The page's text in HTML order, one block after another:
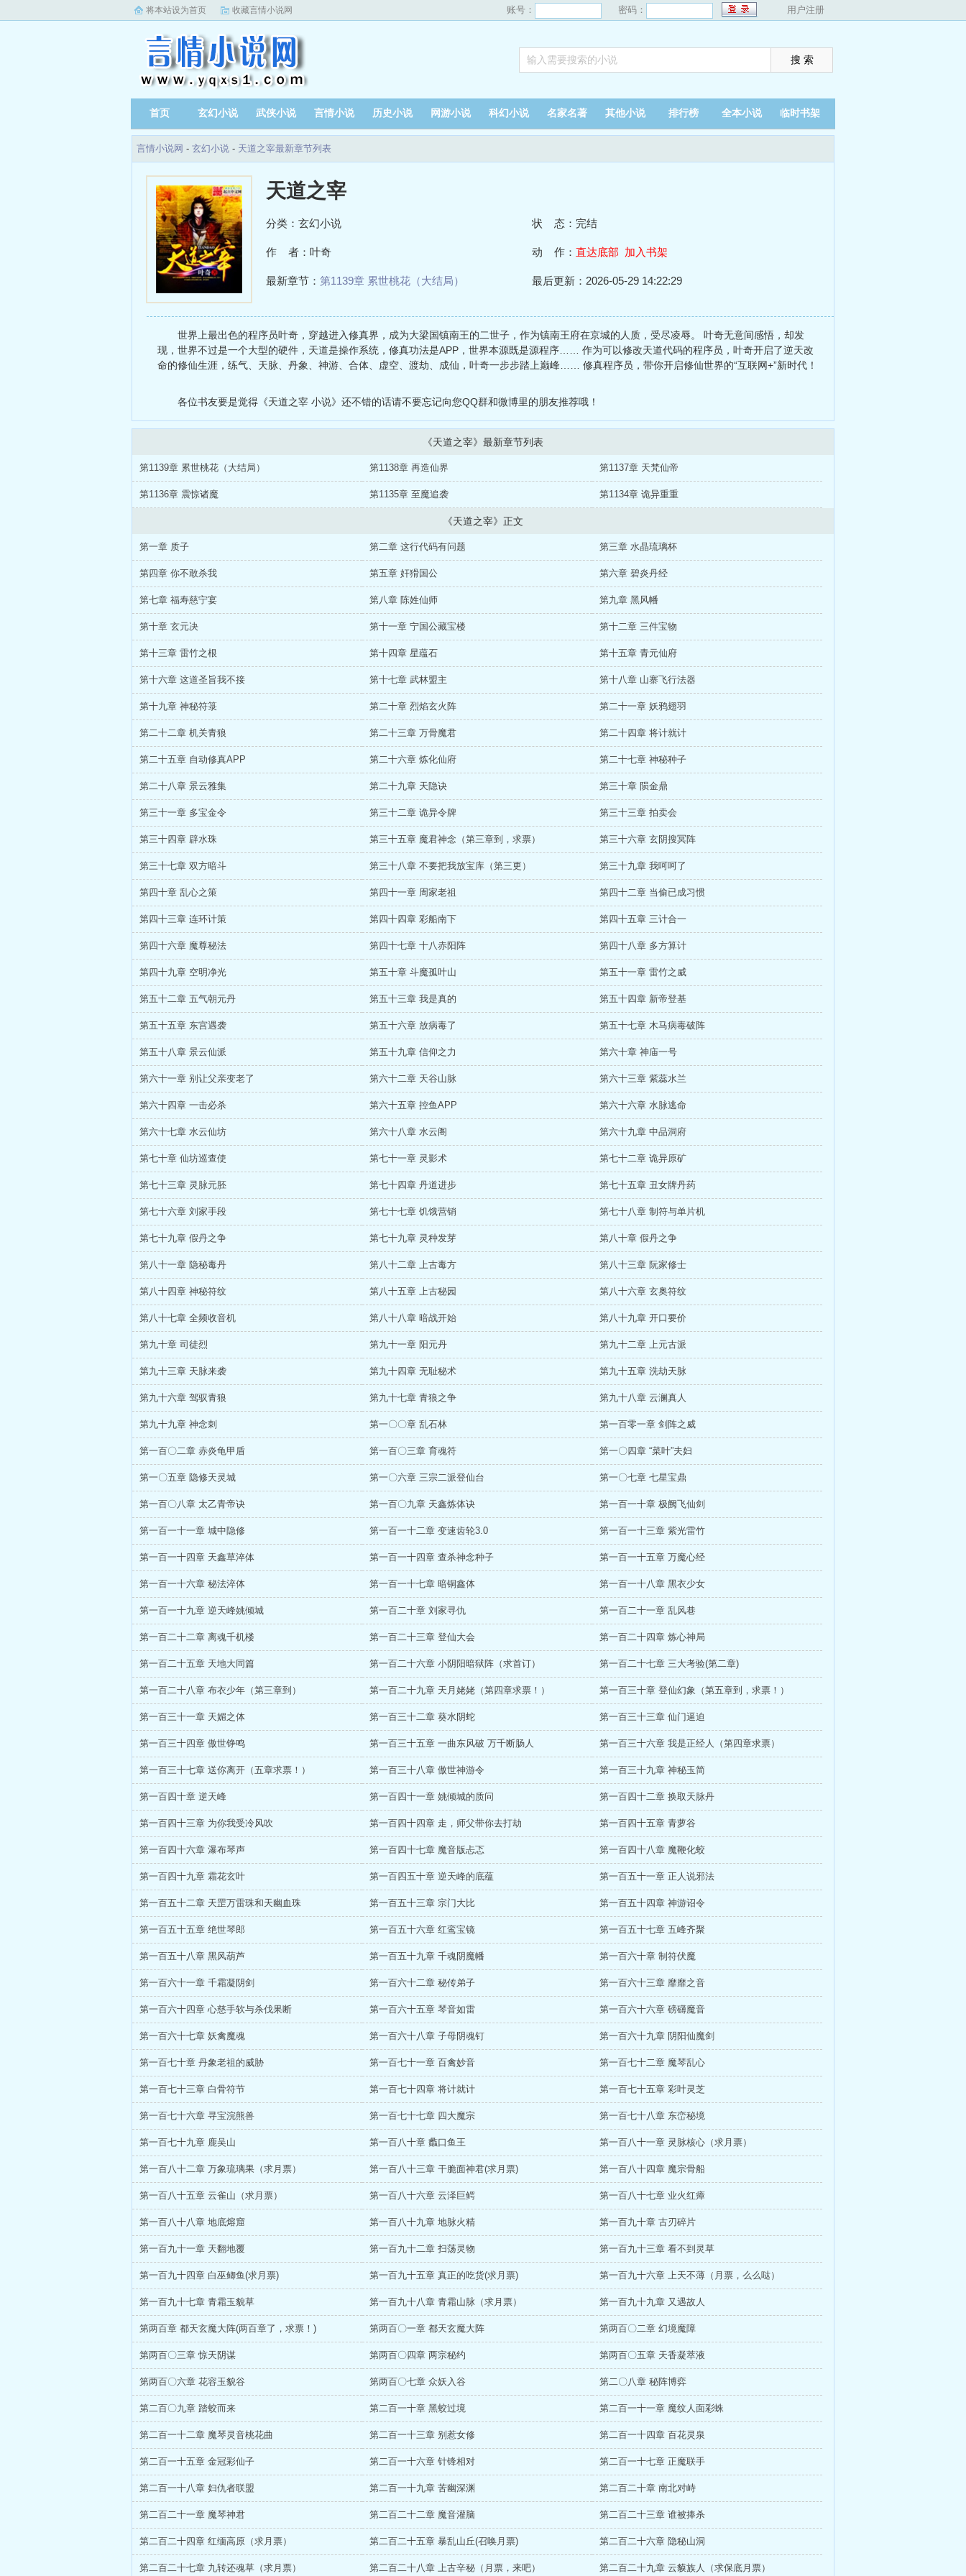
将本站设为首页 收藏言情小说网 账号： 密码： 用户注册
首页 玄幻小说 武侠小说 言情小说 历史小说 网游小说 科幻小说 名家名著 其他小说 排行榜 全本小说 临时书架
言情小说网 - 玄幻小说 - 天道之宰最新章节列表
天道之宰
分类：玄幻小说 状 态：完结
作 者：叶奇 动 作： 直达底部 加入书架
最新章节： 第1139章 累世桃花（大结局） 最后更新：2026-05-29 14:22:29
世界上最出色的程序员叶奇，穿越进入修真界，成为大梁国镇南王的二世子，作为镇南王府在京城的人质，受尽凌辱。 叶奇无意间感悟，却发
现，世界不过是一个大型的硬件，天道是操作系统，修真功法是APP，世界本源既是源程序…… 作为可以修改天道代码的程序员，叶奇开启了逆天改
命的修仙生涯，练气、天脉、丹象、神游、合体、虚空、渡劫、成仙，叶奇一步步踏上巅峰…… 修真程序员，带你开启修仙世界的“互联网+”新时代！
各位书友要是觉得《天道之宰 小说》还不错的话请不要忘记向您QQ群和微博里的朋友推荐哦！
《天道之宰》最新章节列表
第1139章 累世桃花（大结局） 第1138章 再造仙界 第1137章 天梵仙帝
第1136章 震惊诸魔 第1135章 至魔追袭 第1134章 诡异重重
《天道之宰》正文
第一章 质子 第二章 这行代码有问题 第三章 水晶琉璃杯
第四章 你不敢杀我 第五章 奸猾国公 第六章 碧炎丹经
第七章 福寿慈宁宴 第八章 陈姓仙师 第九章 黑风幡
第十章 玄元决 第十一章 宁国公藏宝楼 第十二章 三件宝物
第十三章 雷竹之根 第十四章 星蕴石 第十五章 青元仙府
第十六章 这道圣旨我不接 第十七章 武林盟主 第十八章 山寨飞行法器
第十九章 神秘符箓 第二十章 烈焰玄火阵 第二十一章 妖鸦翅羽
第二十二章 机关青狼 第二十三章 万骨魔君 第二十四章 将计就计
第二十五章 自动修真APP 第二十六章 炼化仙府 第二十七章 神秘种子
第二十八章 景云雅集 第二十九章 天隐诀 第三十章 陨金鼎
第三十一章 多宝金令 第三十二章 诡异令牌 第三十三章 拍卖会
第三十四章 辟水珠 第三十五章 魔君神念（第三章到，求票） 第三十六章 玄阴搜冥阵
第三十七章 双方暗斗 第三十八章 不要把我放宝库（第三更） 第三十九章 我呵呵了
第四十章 乱心之策 第四十一章 周家老祖 第四十二章 当偷已成习惯
第四十三章 连环计策 第四十四章 彩船南下 第四十五章 三计合一
第四十六章 魔尊秘法 第四十七章 十八赤阳阵 第四十八章 多方算计
第四十九章 空明净光 第五十章 斗魔孤叶山 第五十一章 雷竹之威
第五十二章 五气朝元丹 第五十三章 我是真的 第五十四章 新帝登基
第五十五章 东宫遇袭 第五十六章 放病毒了 第五十七章 木马病毒破阵
第五十八章 景云仙派 第五十九章 信仰之力 第六十章 神庙一号
第六十一章 别让父亲变老了 第六十二章 天谷山脉 第六十三章 紫蕊水兰
第六十四章 一击必杀 第六十五章 控鱼APP 第六十六章 水脉逃命
第六十七章 水云仙坊 第六十八章 水云阁 第六十九章 中品洞府
第七十章 仙坊巡查使 第七十一章 灵影术 第七十二章 诡异原矿
第七十三章 灵脉元胚 第七十四章 丹道进步 第七十五章 丑女牌丹药
第七十六章 刘家手段 第七十七章 饥饿营销 第七十八章 制符与单片机
第七十九章 假丹之争 第七十九章 灵种发芽 第八十章 假丹之争
第八十一章 隐秘毒丹 第八十二章 上古毒方 第八十三章 阮家修士
第八十四章 神秘符纹 第八十五章 上古秘园 第八十六章 玄奥符纹
第八十七章 全频收音机 第八十八章 暗战开始 第八十九章 开口要价
第九十章 司徒烈 第九十一章 阳元丹 第九十二章 上元古派
第九十三章 天脉来袭 第九十四章 无耻秘术 第九十五章 洗劫天脉
第九十六章 驾驭青狼 第九十七章 青狼之争 第九十八章 云澜真人
第九十九章 神念刺 第一〇〇章 乱石林 第一百零一章 剑阵之威
第一百〇二章 赤炎龟甲盾 第一百〇三章 育魂符 第一〇四章 “菜叶”夫妇
第一〇五章 隐修天灵城 第一〇六章 三宗二派登仙台 第一〇七章 七星宝鼎
第一百〇八章 太乙青帝诀 第一百〇九章 天鑫炼体诀 第一百一十章 极阙飞仙剑
第一百一十一章 城中隐修 第一百一十二章 变速齿轮3.0 第一百一十三章 紫光雷竹
第一百一十四章 天鑫草淬体 第一百一十四章 查杀神念种子 第一百一十五章 万魔心经
第一百一十六章 秘法淬体 第一百一十七章 暗铜鑫体 第一百一十八章 黑衣少女
第一百一十九章 逆天峰姚倾城 第一百二十章 刘家寻仇 第一百二十一章 乱风巷
第一百二十二章 离魂千机楼 第一百二十三章 登仙大会 第一百二十四章 炼心神局
第一百二十五章 天地大同篇 第一百二十六章 小阴阳暗狱阵（求首订） 第一百二十七章 三大考验(第二章)
第一百二十八章 布衣少年（第三章到） 第一百二十九章 天月姥姥（第四章求票！） 第一百三十章 登仙幻象（第五章到，求票！）
第一百三十一章 天媚之体 第一百三十二章 葵水阴蛇 第一百三十三章 仙门逼迫
第一百三十四章 傲世铮鸣 第一百三十五章 一曲东风破 万千断肠人 第一百三十六章 我是正经人（第四章求票）
第一百三十七章 送你离开（五章求票！） 第一百三十八章 傲世神游令 第一百三十九章 神秘玉简
第一百四十章 逆天峰 第一百四十一章 姚倾城的质问 第一百四十二章 换取天脉丹
第一百四十三章 为你我受冷风吹 第一百四十四章 走，师父带你去打劫 第一百四十五章 青萝谷
第一百四十六章 瀑布琴声 第一百四十七章 魔音版忐忑 第一百四十八章 魔鞭化蛟
第一百四十九章 霜花玄叶 第一百四五十章 逆天峰的底蕴 第一百五十一章 正人说邪法
第一百五十二章 天罡万雷珠和天幽血珠 第一百五十三章 宗门大比 第一百五十四章 神游诏令
第一百五十五章 绝世琴郎 第一百五十六章 红鸾宝镜 第一百五十七章 五峰齐聚
第一百五十八章 黑风葫芦 第一百五十九章 千魂阴魔幡 第一百六十章 制符伏魔
第一百六十一章 千霜凝阴剑 第一百六十二章 秘传弟子 第一百六十三章 靡靡之音
第一百六十四章 心慈手软与杀伐果断 第一百六十五章 琴音如雷 第一百六十六章 磅礴魔音
第一百六十七章 妖禽魔魂 第一百六十八章 子母阴魂钉 第一百六十九章 阴阳仙魔剑
第一百七十章 丹象老祖的威胁 第一百七十一章 百禽妙音 第一百七十二章 魔琴乱心
第一百七十三章 白骨符节 第一百七十四章 将计就计 第一百七十五章 彩叶灵芝
第一百七十六章 寻宝浣熊兽 第一百七十七章 四大魔宗 第一百七十八章 东峦秘境
第一百七十九章 鹿吴山 第一百八十章 蠡口鱼王 第一百八十一章 灵脉核心（求月票）
第一百八十二章 万象琉璃果（求月票） 第一百八十三章 干脆面神君(求月票) 第一百八十四章 魔宗骨船
第一百八十五章 云雀山（求月票） 第一百八十六章 云泽巨鳄 第一百八十七章 业火红瘴
第一百八十八章 地底熔窟 第一百八十九章 地脉火精 第一百九十章 古刃碎片
第一百九十一章 天翻地覆 第一百九十二章 扫荡灵物 第一百九十三章 看不到灵草
第一百九十四章 白巫鲫鱼(求月票) 第一百九十五章 真正的吃货(求月票) 第一百九十六章 上天不薄（月票，么么哒）
第一百九十七章 青霜玉貌草 第一百九十八章 青霜山脉（求月票） 第一百九十九章 又遇故人
第两百章 都天玄魔大阵(两百章了，求票！) 第两百〇一章 都天玄魔大阵 第两百〇二章 幻境魔障
第两百〇三章 惊天阴谋 第两百〇四章 两宗秘约 第两百〇五章 天香凝萃液
第两百〇六章 花容玉貌谷 第两百〇七章 众妖入谷 第二〇八章 秘阵博弈
第二百〇九章 踏蛟而来 第二百一十章 黑蛟过境 第二百一十一章 魔纹人面彩蛛
第二百一十二章 魔琴灵音桃花曲 第二百一十三章 别惹女修 第二百一十四章 百花灵泉
第二百一十五章 金冠彩仙子 第二百一十六章 针锋相对 第二百一十七章 正魔联手
第二百一十八章 妇仇者联盟 第二百一十九章 苦幽深渊 第二百二十章 南北对峙
第二百二十一章 魔琴神君 第二百二十二章 魔音灌脑 第二百二十三章 谁被捧杀
第二百二十四章 红缅高原（求月票） 第二百二十五章 暴乱山丘(召唤月票) 第二百二十六章 隐秘山洞
第二百二十七章 九转还魂草（求月票） 第二百二十八章 上古辛秘（月票，来吧） 第二百二十九章 云貘族人（求保底月票）